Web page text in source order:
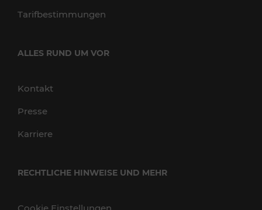
Tarifbestimmungen
ALLES RUND UM VOR
Kontakt
Presse
Karriere
RECHTLICHE HINWEISE UND MEHR